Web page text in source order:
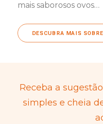
mais saborosos ovos…
DESCUBRA MAIS
Receba a
simples e cheia